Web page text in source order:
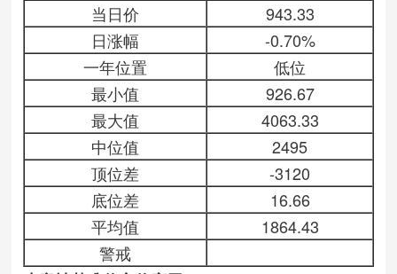
当日价
943.33
日涨幅
-0.70%
一年位置
低位
最小值
926.67
最大值
4063.33
中位值
2495
顶位差
-3120
底位差
16.66
平均值
1864.43
警戒